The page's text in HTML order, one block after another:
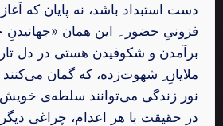
دست استبداد باشد، نه پایان که
فزونیِ حضور۔ این همان
برآمدن و شکوفیدن هستی در دل
ملایانِ ِ شهوت‌زده، که گمان
نور زندگی می‌توانند سلطه‌ی خویش
در حقیقت با هر اعدام، چراغی